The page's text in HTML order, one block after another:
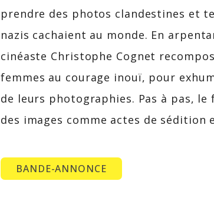
prendre des photos clandestines et
nazis cachaient au monde. En
cinéaste Christophe Cognet
femmes au courage inouï, pour
de leurs photographies. Pas à pas,
des images comme actes de sédition
BANDE-ANNONCE